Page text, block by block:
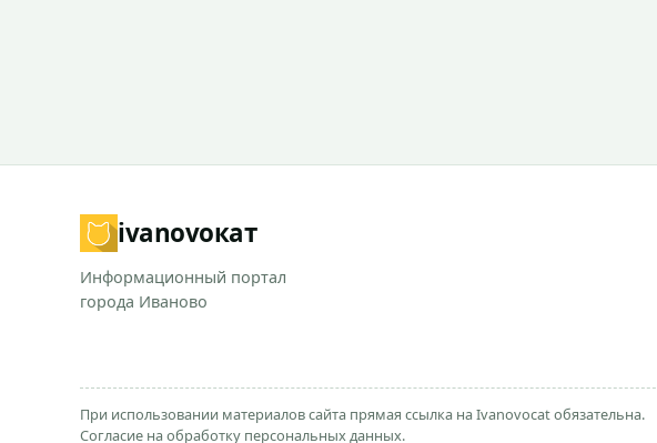
ivanovoкат
Информационный портал
города Иваново
При использовании материалов сайта прямая ссылка на Ivanovocat обязательна.
Согласие на обработку персональных данных.